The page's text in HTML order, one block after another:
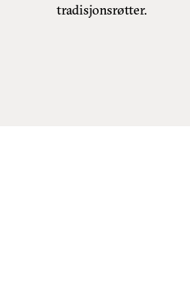
tradisjonsrøtter.